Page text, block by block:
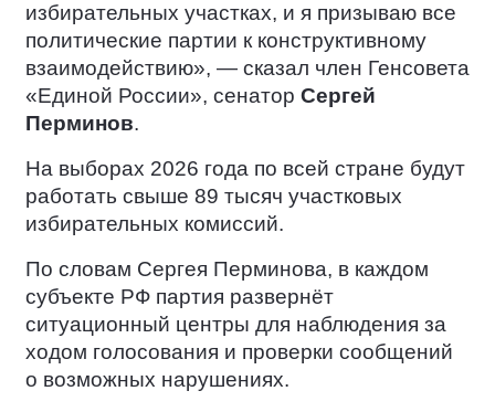
избирательных участках, и я призываю все
политические партии к конструктивному
взаимодействию», — сказал член Генсовета
«Единой России», сенатор Сергей
Перминов.
На выборах 2026 года по всей стране будут
работать свыше 89 тысяч участковых
избирательных комиссий.
По словам Сергея Перминова, в каждом
субъекте РФ партия развернёт
ситуационный центры для наблюдения за
ходом голосования и проверки сообщений
о возможных нарушениях.